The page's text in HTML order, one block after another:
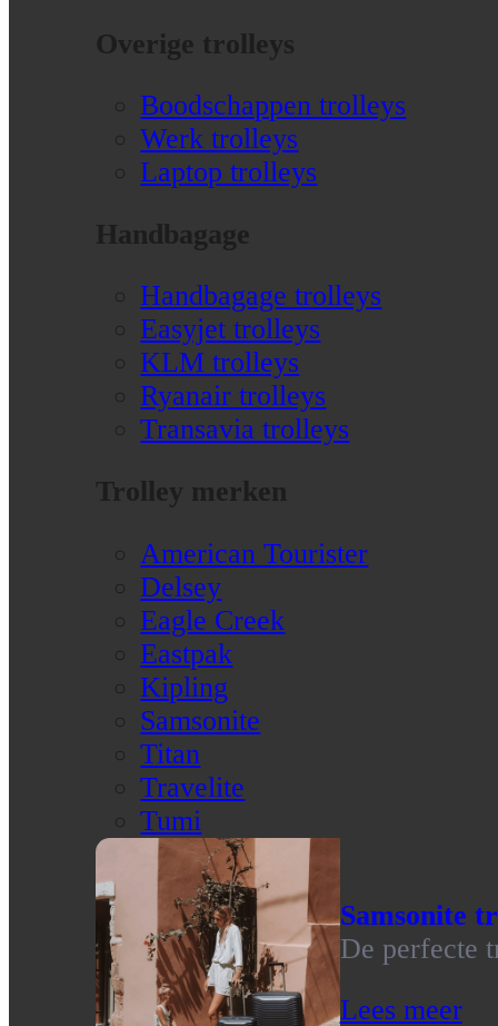
Overige trolleys
Boodschappen trolleys
Werk trolleys
Laptop trolleys
Handbagage
Handbagage trolleys
Easyjet trolleys
KLM trolleys
Ryanair trolleys
Transavia trolleys
Trolley merken
American Tourister
Delsey
Eagle Creek
Eastpak
Kipling
Samsonite
Titan
Travelite
Tumi
Samsonite
De perfecte
Lees meer